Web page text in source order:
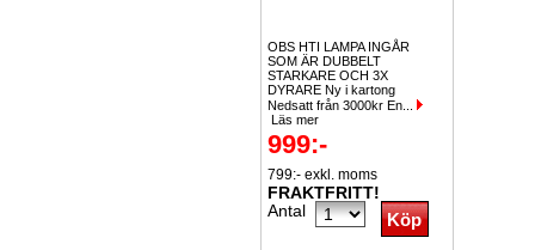
OBS HTI LAMPA INGÅR
SOM ÄR DUBBELT
STARKARE OCH 3X
DYRARE Ny i kartong
Nedsatt från 3000kr En...
Läs mer
999:-
799:- exkl. moms
FRAKTFRITT!
Antal